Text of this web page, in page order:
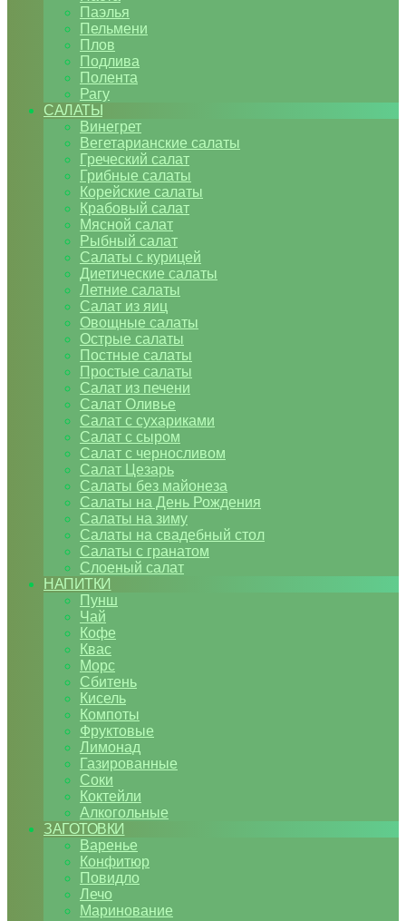
Паэлья
Пельмени
Плов
Подлива
Полента
Рагу
САЛАТЫ
Винегрет
Вегетарианские салаты
Греческий салат
Грибные салаты
Корейские салаты
Крабовый салат
Мясной салат
Рыбный салат
Салаты с курицей
Диетические салаты
Летние салаты
Салат из яиц
Овощные салаты
Острые салаты
Постные салаты
Простые салаты
Салат из печени
Салат Оливье
Салат с сухариками
Салат с сыром
Салат с черносливом
Салат Цезарь
Салаты без майонеза
Салаты на День Рождения
Салаты на зиму
Салаты на свадебный стол
Салаты с гранатом
Слоеный салат
НАПИТКИ
Пунш
Чай
Кофе
Квас
Морс
Сбитень
Кисель
Компоты
Фруктовые
Лимонад
Газированные
Соки
Коктейли
Алкогольные
ЗАГОТОВКИ
Варенье
Конфитюр
Повидло
Лечо
Маринование